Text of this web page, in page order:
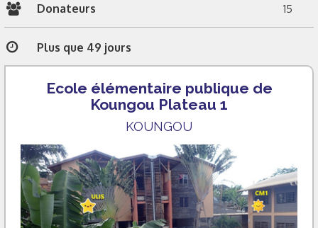
Donateurs 15
Plus que 49 jours
Ecole élémentaire publique de
Koungou Plateau 1
KOUNGOU